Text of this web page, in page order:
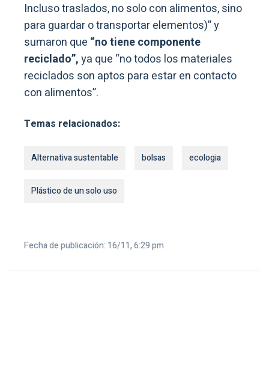
Incluso traslados, no solo con alimentos, sino
para guardar o transportar elementos)” y
sumaron que “no tiene componente
reciclado”,ya que “no todos los materiales
reciclados son aptos para estar en contacto
con alimentos”.
Temas relacionados:
Alternativa sustentable bolsas ecologia
Plástico de un solo uso
Fecha de publicación: 16/11, 6:29 pm